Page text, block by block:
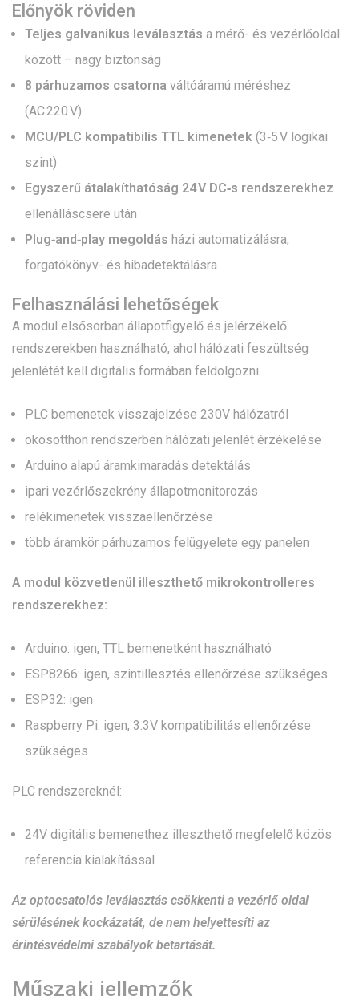
Előnyök röviden
Teljes galvanikus leválasztás a mérő- és vezérlőoldal
között – nagy biztonság
8 párhuzamos csatorna váltóáramú méréshez
(AC 220 V)
MCU/PLC kompatibilis TTL kimenetek (3‑5 V logikai
szint)
Egyszerű átalakíthatóság 24 V DC‑s rendszerekhez
ellenálláscsere után
Plug‑and‑play megoldás házi automatizálásra,
forgatókönyv- és hibadetektálásra
Felhasználási lehetőségek
A modul elsősorban állapotfigyelő és jelérzékelő
rendszerekben használható, ahol hálózati feszültség
jelenlétét kell digitális formában feldolgozni.
PLC bemenetek visszajelzése 230V hálózatról
okosotthon rendszerben hálózati jelenlét érzékelése
Arduino alapú áramkimaradás detektálás
ipari vezérlőszekrény állapotmonitorozás
relékimenetek visszaellenőrzése
több áramkör párhuzamos felügyelete egy panelen
A modul közvetlenül illeszthető mikrokontrolleres
rendszerekhez:
Arduino: igen, TTL bemenetként használható
ESP8266: igen, szintillesztés ellenőrzése szükséges
ESP32: igen
Raspberry Pi: igen, 3.3V kompatibilitás ellenőrzése
szükséges
PLC rendszereknél:
24V digitális bemenethez illeszthető megfelelő közös
referencia kialakítással
Az optocsatolós leválasztás csökkenti a vezérlő oldal
sérülésének kockázatát, de nem helyettesíti az
érintésvédelmi szabályok betartását.
Műszaki jellemzők